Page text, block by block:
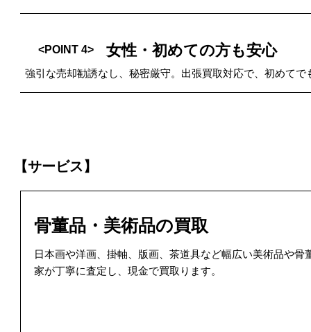
<POINT 4> 女性・初めての方も安心
強引な売却勧誘なし、秘密厳守。出張買取対応で、初めて
【サービス】
骨董品・美術品の買取
日本画や洋画、掛軸、版画、茶道具など幅広い美術品や骨
家が丁寧に査定し、現金で買取ります。